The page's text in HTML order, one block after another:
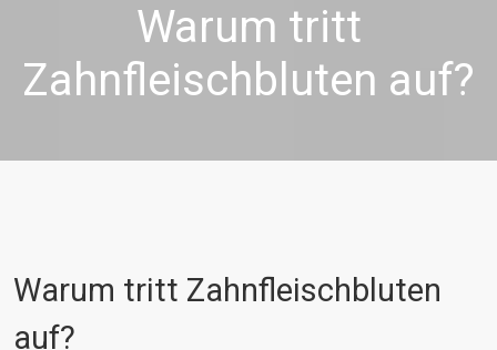
Warum tritt
Zahnfleischbluten auf?
Warum tritt Zahnfleischbluten
auf?